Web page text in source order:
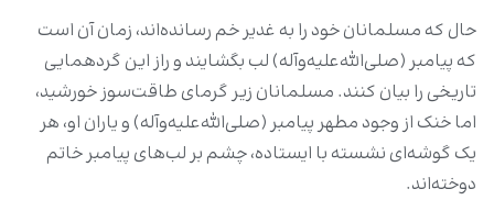
حال که مسلمانان خود را به غدیر خم رسانده‌اند، زمان آن است
که پیامبر (صلی‌الله‌علیه‌وآله) لب بگشایند و راز این گردهمایی
تاریخی را بیان کنند. مسلمانان زیر گرمای طاقت‌سوز خورشید،
اما خنک از وجود مطهر پیامبر (صلی‌الله‌علیه‌وآله) و یاران او، هر
یک گوشه‌ای نشسته با ایستاده، چشم بر لب‌های پیامبر خاتم
دوخته‌اند.